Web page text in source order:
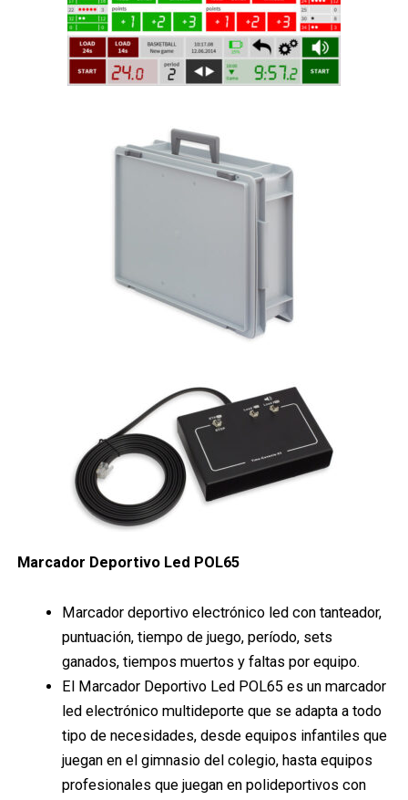
Marcador Deportivo Led POL65
Marcador deportivo electrónico led con tanteador,
puntuación, tiempo de juego, período, sets
ganados, tiempos muertos y faltas por equipo.
El Marcador Deportivo Led POL65 es un marcador
led electrónico multideporte que se adapta a todo
tipo de necesidades, desde equipos infantiles que
juegan en el gimnasio del colegio, hasta equipos
profesionales que juegan en polideportivos con